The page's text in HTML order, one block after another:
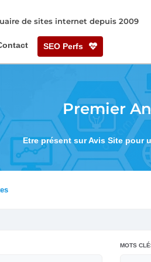
de sites internet depuis 2009
SEO Perfs
Premier
Etre présent sur Avis Site pour
MOTS